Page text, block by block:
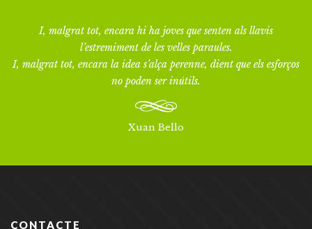
I, malgrat tot, encara hi ha joves que senten als llavis
l’estremiment de les velles paraules.
I, malgrat tot, encara la idea s’alça perenne, dient que els esforços
no poden ser inútils.
Xuan Bello
CONTACTE